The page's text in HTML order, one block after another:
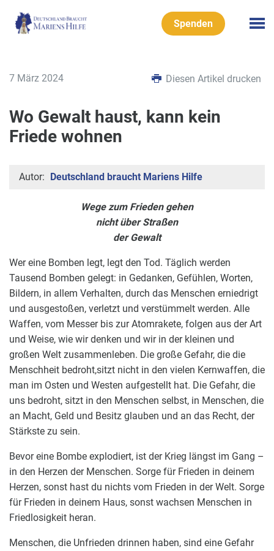
Spenden
7 März 2024 Diesen Artikel drucken
Wo Gewalt haust, kann kein
Friede wohnen
Autor: Deutschland braucht Mariens Hilfe
Wege zum Frieden gehen
nicht über Straßen
der Gewalt
Wer eine Bomben legt, legt den Tod. Täglich werden
Tausend Bomben gelegt: in Gedanken, Gefühlen, Worten,
Bildern, in allem Verhalten, durch das Menschen erniedrigt
und ausgestoßen, verletzt und verstümmelt werden. Alle
Waffen, vom Messer bis zur Atomrakete, folgen aus der Art
und Weise, wie wir denken und wir in der kleinen und
großen Welt zusammenleben. Die große Gefahr, die die
Menschheit bedroht,sitzt nicht in den vielen Kernwaffen, die
man im Osten und Westen aufgestellt hat. Die Gefahr, die
uns bedroht, sitzt in den Menschen selbst, in Menschen, die
an Macht, Geld und Besitz glauben und an das Recht, der
Stärkste zu sein.
Bevor eine Bombe explodiert, ist der Krieg längst im Gang –
in den Herzen der Menschen. Sorge für Frieden in deinem
Herzen, sonst hast du nichts vom Frieden in der Welt. Sorge
für Frieden in deinem Haus, sonst wachsen Menschen in
Friedlosigkeit heran.
Menschen, die Unfrieden drinnen haben, sind eine Gefahr